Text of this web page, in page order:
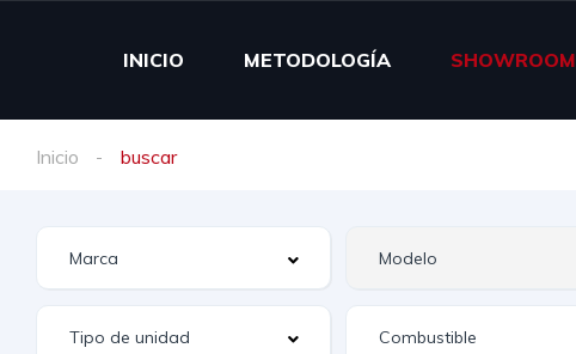
INICIO METODOLOGÍA SHOWROOM
Inicio buscar